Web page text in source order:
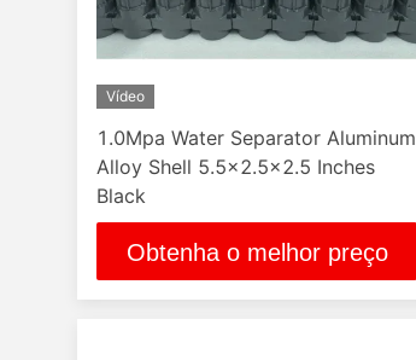
Vídeo
1.0Mpa Water Separator Aluminum
Alloy Shell 5.5x2.5x2.5 Inches
Black
Obtenha o melhor preço